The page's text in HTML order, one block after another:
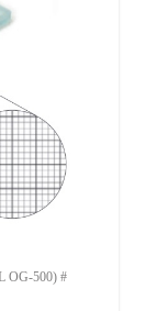
OG-500) #